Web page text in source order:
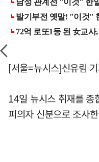
[서울=뉴시스]신유림
14일 뉴시스 취재를 종
피의자 신분으로 조사